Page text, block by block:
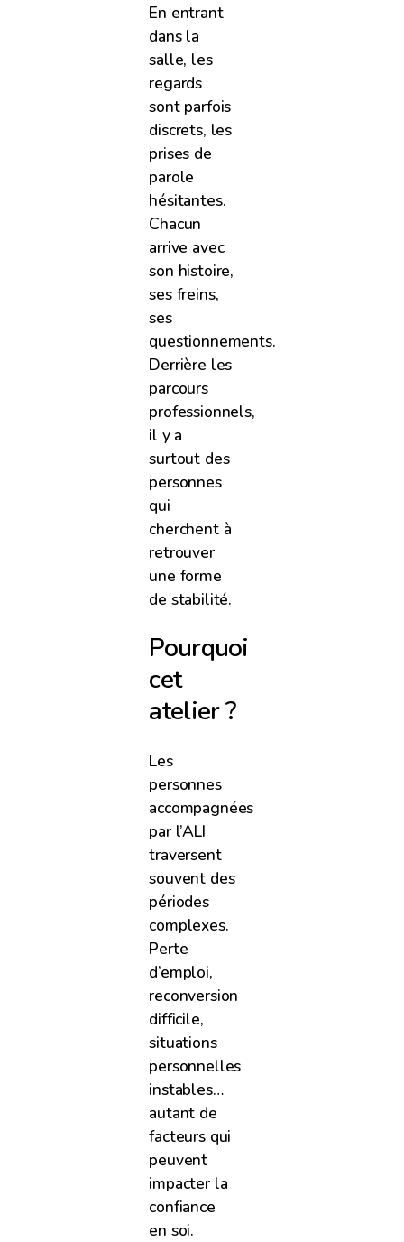
En entrant
dans la
salle, les
regards
sont parfois
discrets, les
prises de
parole
hésitantes.
Chacun
arrive avec
son histoire,
ses freins,
ses
questionnements.
Derrière les
parcours
professionnels,
il y a
surtout des
personnes
qui
cherchent à
retrouver
une forme
de stabilité.
Pourquoi
cet
atelier ?
Les
personnes
accompagnées
par l’ALI
traversent
souvent des
périodes
complexes.
Perte
d’emploi,
reconversion
difficile,
situations
personnelles
instables…
autant de
facteurs qui
peuvent
impacter la
confiance
en soi.